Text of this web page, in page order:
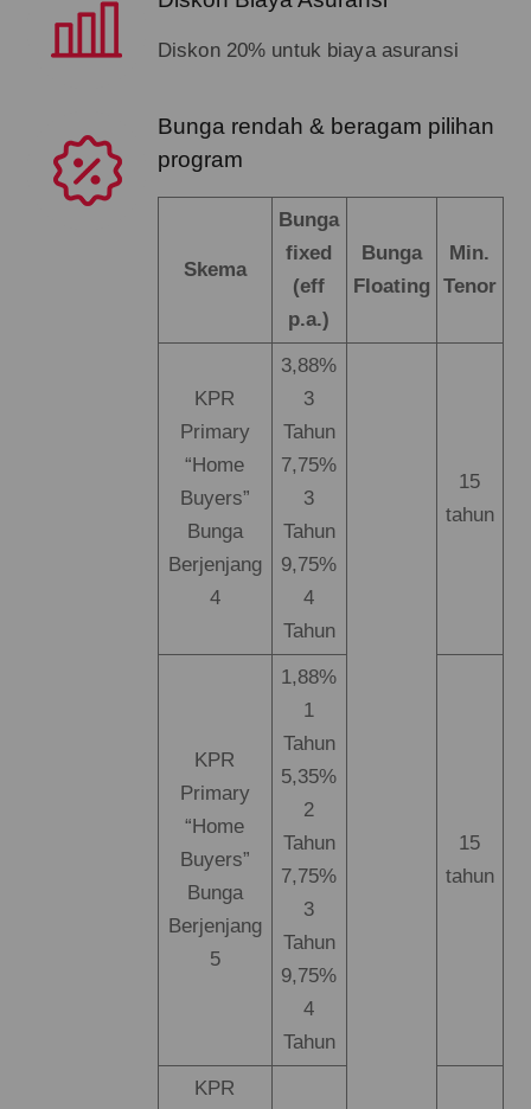
Diskon 20% untuk biaya asuransi
Bunga rendah & beragam pilihan
program
Skema
Bunga
fixed
(eff
p.a.)
Bunga
Floating
Min.
Tenor
KPR
Primary
“Home
Buyers”
Bunga
Berjenjang
4
3,88%
3
Tahun
7,75%
3
Tahun
9,75%
4
Tahun
15
tahun
KPR
Primary
“Home
Buyers”
Bunga
Berjenjang
5
1,88%
1
Tahun
5,35%
2
Tahun
7,75%
3
Tahun
9,75%
4
Tahun
15
tahun
KPR